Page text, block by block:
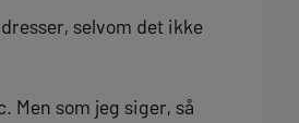
selvom det ikke
Men som jeg siger, så